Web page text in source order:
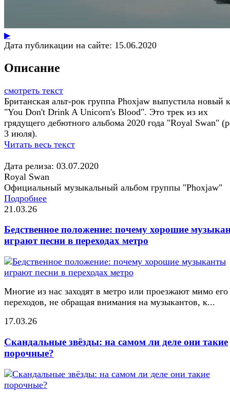
▶
Дата публикации на сайте: 15.06.2020
Описание
смотреть текст
Британская альт-рок группа Phoxjaw выпустила новый
"You Don't Drink A Unicorn's Blood". Это трек из их
грядущего дебютного альбома 2020 года "Royal Swan"
3 июля).
Читать весь текст
Дата релиза: 03.07.2020
Royal Swan
Официальный музыкальный альбом группы "Phoxjaw"
Подробнее
21.03.26
Бедственное положение: почему хорошие
играют песни в переходах метро
Многие из нас заходят в метро или проезжают мимо его
переходов, не обращая внимания на музыкантов, к...
17.03.26
Скандальные звёзды: на самом ли деле они такие
порочные?